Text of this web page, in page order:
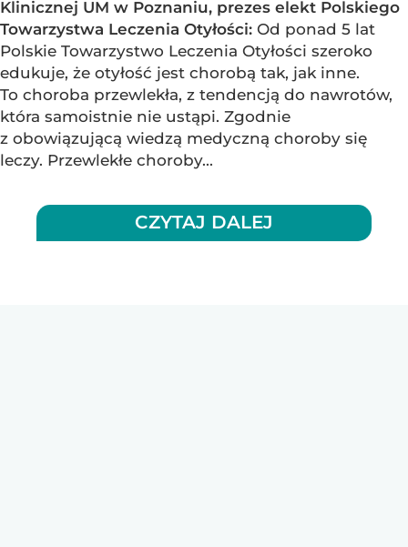
Klinicznej UM w Poznaniu, prezes elekt Polskiego
Towarzystwa Leczenia Otyłości: Od ponad 5 lat
Polskie Towarzystwo Leczenia Otyłości szeroko
edukuje, że otyłość jest chorobą tak, jak inne.
To choroba przewlekła, z tendencją do nawrotów,
która samoistnie nie ustąpi. Zgodnie
z obowiązującą wiedzą medyczną choroby się
leczy. Przewlekłe choroby...
CZYTAJ DALEJ